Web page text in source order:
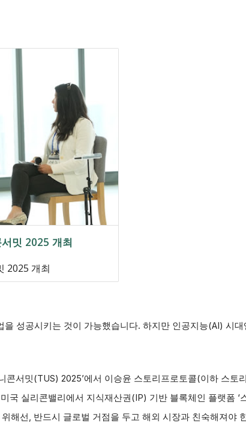
밋 2025 개최
2025 개최
을 성공시키는 것이 가능했습니다. 하지만 인공지능(AI) 시
콘서밋(TUS) 2025’에서 이승윤 스토리프로토콜(이하 스토
국 실리콘밸리에서 지식재산권(IP) 기반 블록체인 플랫폼 ‘
해선, 반드시 글로벌 거점을 두고 해외 시장과 친숙해져야